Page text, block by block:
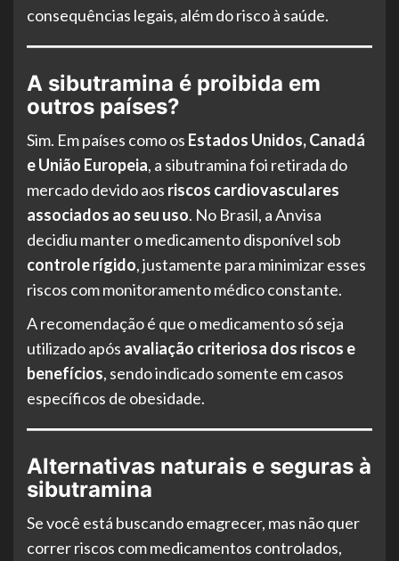
consequências legais, além do risco à saúde.
A sibutramina é proibida em
outros países?
Sim. Em países como os Estados Unidos, Canadá
e União Europeia, a sibutramina foi retirada do
mercado devido aos riscos cardiovasculares
associados ao seu uso. No Brasil, a Anvisa
decidiu manter o medicamento disponível sob
controle rígido, justamente para minimizar esses
riscos com monitoramento médico constante.
A recomendação é que o medicamento só seja
utilizado após avaliação criteriosa dos riscos e
benefícios, sendo indicado somente em casos
específicos de obesidade.
Alternativas naturais e seguras à
sibutramina
Se você está buscando emagrecer, mas não quer
correr riscos com medicamentos controlados,